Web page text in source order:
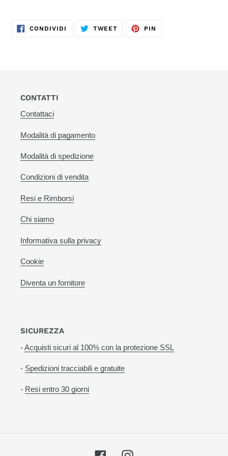
CONDIVIDI CONDIVIDITWEET TWITTA PIN
CONTATTI
Contattaci
Modalità di pagamento
Modalità di spedizione
Condizioni di vendita
Resi e Rimborsi
Chi siamo
Informativa sulla privacy
Cookie
Diventa un fornitore
SICUREZZA
-Acquisti sicuri al 100% con la protezione SSL
- Spedizioni tracciabili e gratuite
- Resi entro 30 giorni